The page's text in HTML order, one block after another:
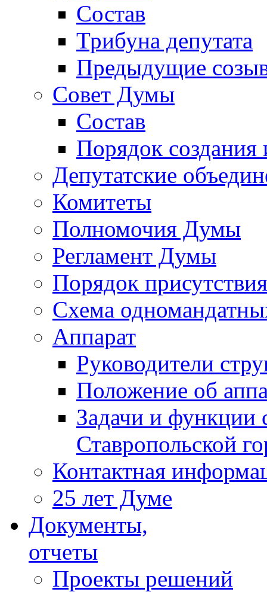
Состав
Трибуна депутата
Предыдущие
Совет Думы
Состав
Порядок создания
Депутатские
Комитеты
Полномочия Думы
Регламент Думы
Порядок
Схема
Аппарат
Руководители
Положение об
Задачи и функции
Ставропольской
Контактная
25 лет Думе
Документы,
отчеты
Проекты решений